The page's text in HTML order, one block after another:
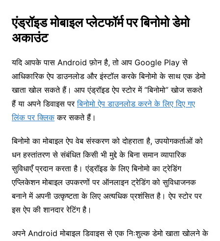
एंड्रॉइड मोबाइल प्लेटफॉर्म पर बिनोमो डेमो
अकाउंट
यदि आपके पास Android फ़ोन है, तो आप Google Play से
आधिकारिक ऐप डाउनलोड और इंस्टॉल करके बिनोमो के साथ एक डेमो
खाता खोल सकते हैं। आप एंड्रॉइड ऐप स्टोर में “बिनोमो” खोज सकते
हैं या अपने डिवाइस परबिनोमो ऐप डाउनलोड करने के लिए दिए गए
लिंक पर क्लिककर सकते हैं।
बिनोमो का मोबाइल ऐप वेब संस्करण को दोहराता है, उपयोगकर्ताओं को
धन हस्तांतरण से संबंधित किसी भी मुद्दे के बिना समान व्यापारिक
सुविधाएँ प्रदान करता है। एंड्रॉइड के लिए बिनोमो का ट्रेडिंग
एप्लिकेशन मोबाइल उपकरणों पर ऑनलाइन ट्रेडिंग को सुविधाजनक
बनाने में अपनी उत्कृष्टता के लिए अत्यधिक प्रशंसित है। ऐप स्टोर पर
इस ऐप की शानदार रेटिंग है।
अपने Android मोबाइल डिवाइस से एक निःशुल्क डेमो खाता खोलने के